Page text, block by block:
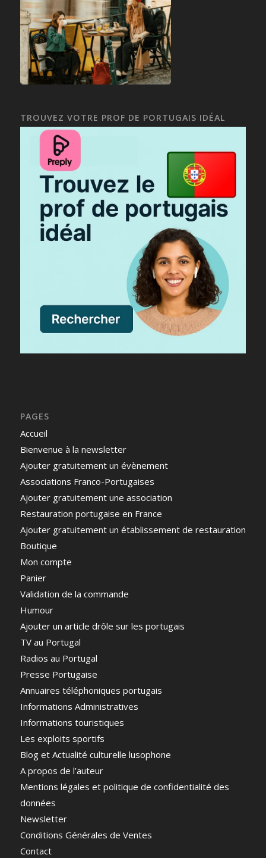
TROUVEZ VOTRE PROF DE PORTUGAIS IDÉAL
PAGES
Accueil
Bienvenue à la newsletter
Ajouter gratuitement un évènement
Associations Franco-Portugaises
Ajouter gratuitement une association
Restauration portugaise en France
Ajouter gratuitement un établissement de restauration
Boutique
Mon compte
Panier
Validation de la commande
Humour
Ajouter un article drôle sur les portugais
TV au Portugal
Radios au Portugal
Presse Portugaise
Annuaires téléphoniques portugais
Informations Administratives
Informations touristiques
Les exploits sportifs
Blog et Actualité culturelle lusophone
A propos de l’auteur
Mentions légales et politique de confidentialité des
données
Newsletter
Conditions Générales de Ventes
Contact